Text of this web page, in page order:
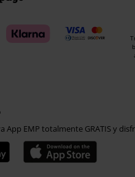
App EMP totalmente GRATIS y